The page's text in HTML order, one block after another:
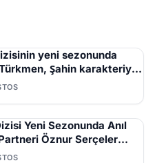
yeni sezonunda
Şahin karakteriyle
çıkacak
Yeni Sezonunda Anıl
Öznur Serçeler